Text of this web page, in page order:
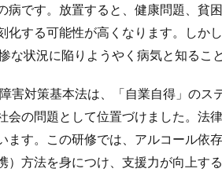
病です。放置すると、健康問題、
化する可能性が高くなります。し
な状況に陥りようやく病気と知るこ
害対策基本法は、「自業自得」の
会の問題として位置づけました。法
ます。この研修では、アルコール
方法を身につけ、支援力が向上す